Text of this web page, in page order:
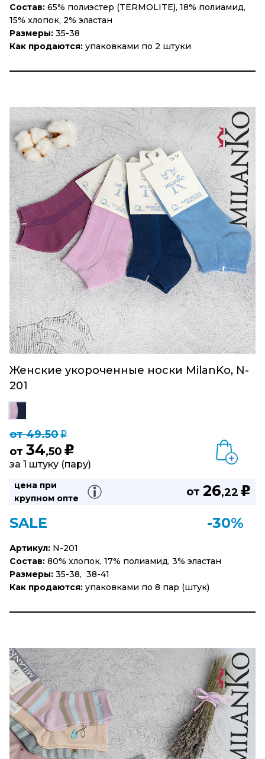
Состав: 65% полиэстер (TERMOLITE), 18% полиамид,
15% хлопок, 2% эластан
Размеры: 35-38
Как продаются: упаковками по 2 штуки
Женские укороченные носки MilanKo, N-
201
от 49.50q
от 34,50 u
за 1 штуку (пару)
цена при
крупном опте
от 26,22 u
SALE -30%
Артикул: N-201
Состав: 80% хлопок, 17% полиамид, 3% эластан
Размеры: 35-38, 38-41
Как продаются: упаковками по 8 пар (штук)